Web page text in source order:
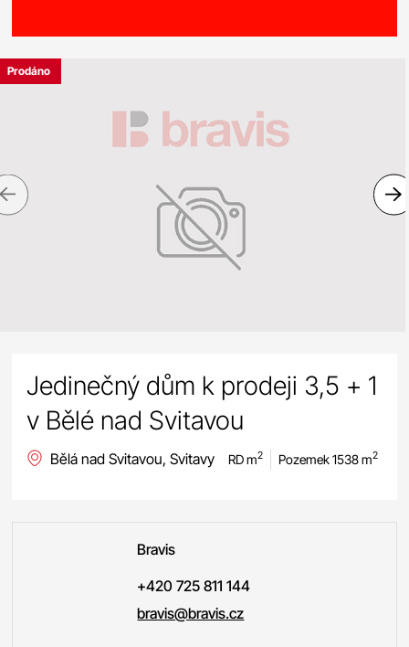
Prodáno
Jedinečný dům k prodeji 3,5 + 1
v Bělé nad Svitavou
Bělá nad Svitavou, Svitavy RD m2 Pozemek 1538 m2
Bravis
+420 725 811 144
bravis@bravis.cz